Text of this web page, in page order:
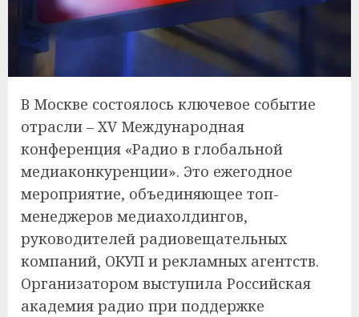
В Москве состоялось ключевое событие
отрасли – XV Международная
конференция «Радио в глобальной
медиаконкуренции». Это ежегодное
мероприятие, объединяющее топ-
менеджеров медиахолдингов,
руководителей радиовещательных
компаний, ОКУП и рекламных агентств.
Организатором выступила Российская
академия радио при поддержке